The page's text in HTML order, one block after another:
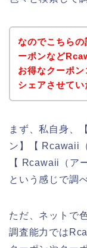
なのでこちら
ーポンなど
お得なクーポ
シェアさせてい
まず、私自身、
ン】【 Rcawaii
【 Rcawaii（ア
という感じで調
ただ、ネットで
調査能力では